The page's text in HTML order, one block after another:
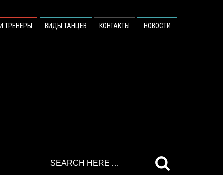
ТРЕНЕРЫ ВИДЫ ТАНЦЕВ КОНТАКТЫ НОВОСТИ